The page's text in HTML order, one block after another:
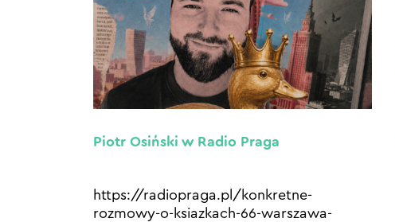
Piotr Osiński w Radio Praga
https://radiopraga.pl/konkretne-
rozmowy-o-ksiazkach-66-warszawa-